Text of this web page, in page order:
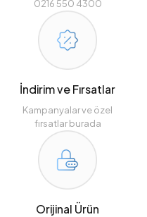
0216 550 4300
İndirim ve Fırsatlar
Kampanyalar ve özel
fırsatlar burada
Orijinal Ürün